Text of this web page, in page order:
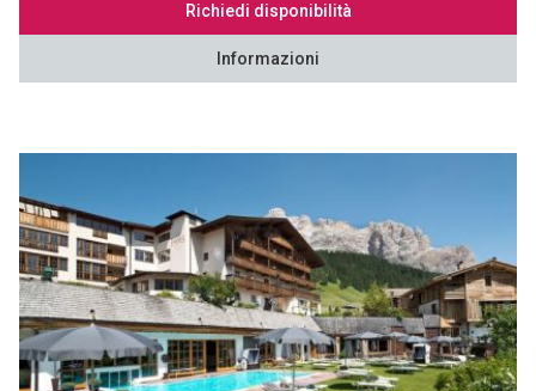
Richiedi disponibilità
Informazioni